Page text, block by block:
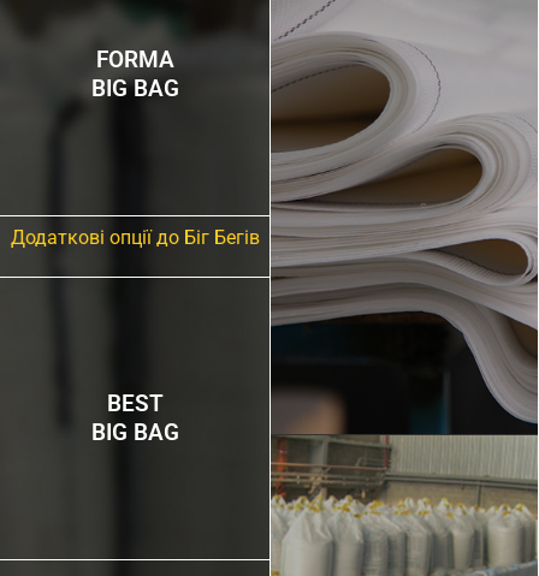
FORMA
BIG BAG
Додаткові опції до Біг Бегів
BEST
BIG BAG